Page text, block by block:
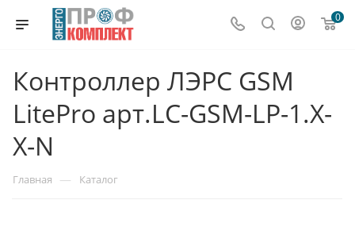
0
Контроллер ЛЭРС GSM
LitePro арт.LC-GSM-LP-1.X-
Х-N
Главная — Каталог